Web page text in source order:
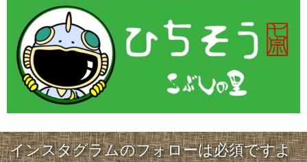
インスタグラムのフォローは必須ですよ